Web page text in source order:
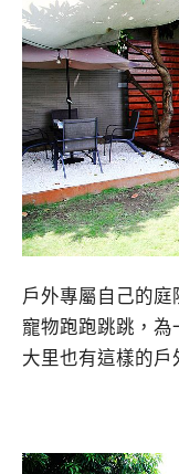
戶外專屬自己的庭
寵物跑跑跳跳，
大里也有這樣的戶